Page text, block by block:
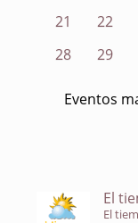
21
22
28
29
Eventos
El
El